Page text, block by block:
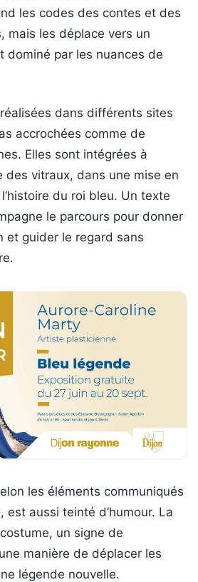
les codes des contes et des
mais les déplace vers un
dominé par les nuances de
dans différents sites
accrochées comme de
Elles sont intégrées à
des vitraux, dans une mise en
du roi bleu. Un texte
le parcours pour donner
et guider le regard sans
les éléments communiqués
est aussi teinté d’humour. La
un signe de
manière de déplacer les
légende nouvelle.